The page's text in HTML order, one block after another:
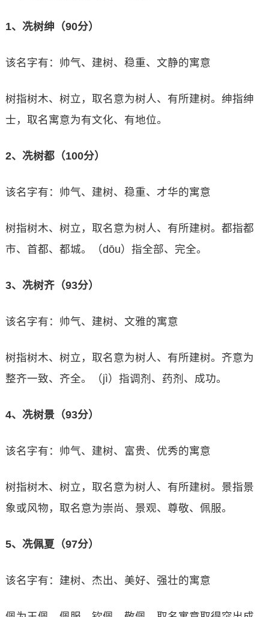
1、冼树绅（90分）
该名字有：帅气、建树、稳重、文静的寓意
树指树木、树立，取名意为树人、有所建树。绅指绅
士，取名寓意为有文化、有地位。
2、冼树都（100分）
该名字有：帅气、建树、稳重、才华的寓意
树指树木、树立，取名意为树人、有所建树。都指都
市、首都、都城。（dōu）指全部、完全。
3、冼树齐（93分）
该名字有：帅气、建树、文雅的寓意
树指树木、树立，取名意为树人、有所建树。齐意为
整齐一致、齐全。（jì）指调剂、药剂、成功。
4、冼树景（93分）
该名字有：帅气、建树、富贵、优秀的寓意
树指树木、树立，取名意为树人、有所建树。景指景
象或风物，取名意为崇尚、景观、尊敬、佩服。
5、冼佩夏（97分）
该名字有：建树、杰出、美好、强壮的寓意